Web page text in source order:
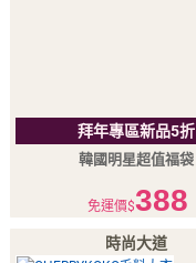
拜年專區新品5折
韓國明星超值福袋
免運價$388
時尚大道